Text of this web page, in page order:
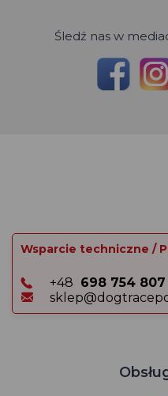
Śledź nas w
Wsparcie techniczne /
+48 698 754 807